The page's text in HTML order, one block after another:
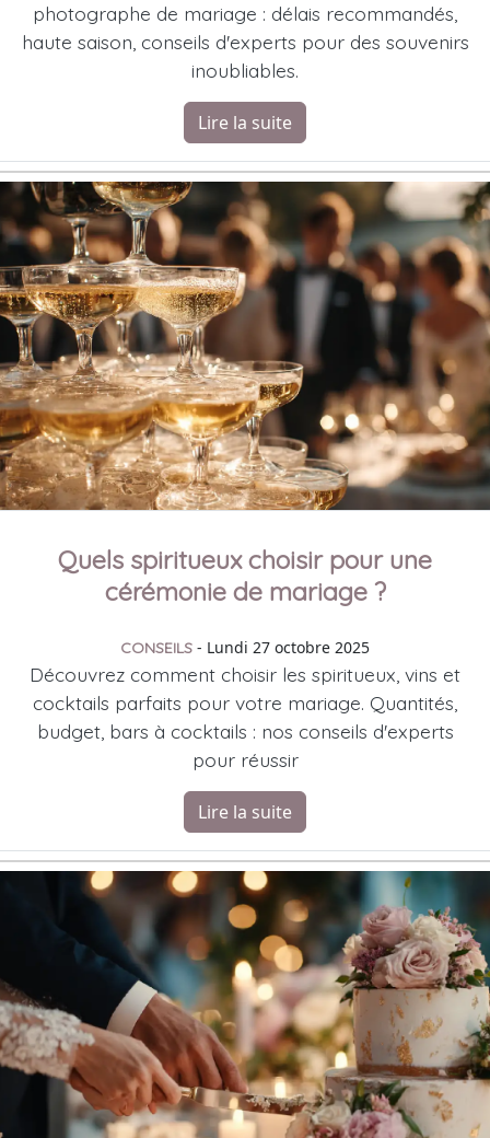
photographe de mariage : délais recommandés,
haute saison, conseils d'experts pour des souvenirs
inoubliables.
Lire la suite
Quels spiritueux choisir pour une
cérémonie de mariage ?
CONSEILS - Lundi 27 octobre 2025
Découvrez comment choisir les spiritueux, vins et
cocktails parfaits pour votre mariage. Quantités,
budget, bars à cocktails : nos conseils d'experts
pour réussir
Lire la suite